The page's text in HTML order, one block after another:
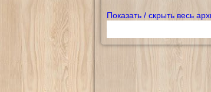
Показать / скрыть весь